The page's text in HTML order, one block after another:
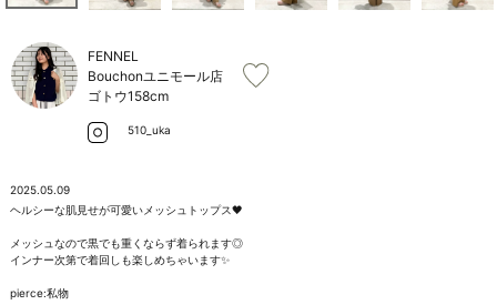
FENNEL
Bouchonユニモール店
ゴトウ158cm
510_uka
2025.05.09
ヘルシーな肌見せが可愛いメッシュトップス🖤
メッシュなので黒でも重くならず着られます◎
インナー次第で着回しも楽しめちゃいます✨️
pierce:私物